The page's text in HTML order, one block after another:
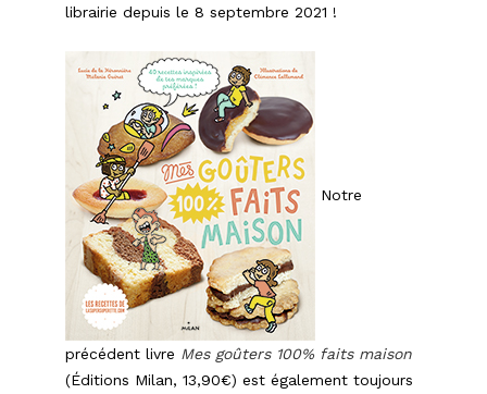
librairie depuis le 8 septembre 2021 !
Notre
précédent livre Mes goûters 100% faits maison
(Éditions Milan, 13,90€) est également toujours